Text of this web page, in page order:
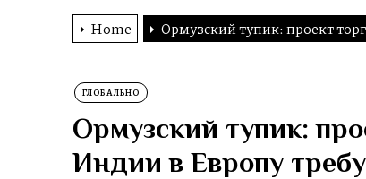
Home Ормузский тупик: проект
ГЛОБАЛЬНО
Ормузский тупик:
Индии в Европу